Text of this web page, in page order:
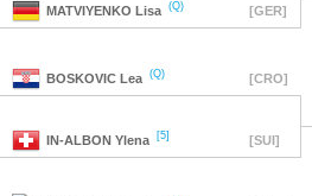
MATVIYENKO Lisa (Q) [GER]
BOSKOVIC Lea (Q) [CRO]
IN-ALBON Ylena [5] [SUI]